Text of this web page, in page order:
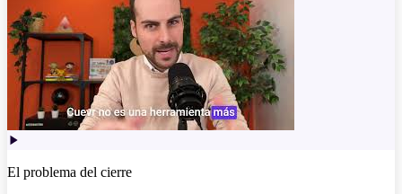
El problema del cierre